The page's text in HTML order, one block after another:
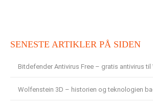
SENESTE ARTIKLER PÅ SIDEN
Bitdefender Antivirus Free – gratis antivirus
Wolfenstein 3D – historien og teknologien